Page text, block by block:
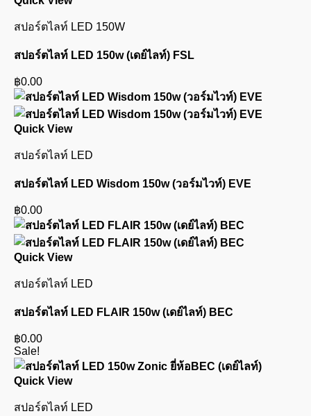
สปอร์ตไลท์ LED 150W
สปอร์ตไลท์ LED 150w (เดย์ไลท์) FSL
฿0.00
Quick View
สปอร์ตไลท์ LED
สปอร์ตไลท์ LED Wisdom 150w (วอร์มไวท์) EVE
฿0.00
Quick View
สปอร์ตไลท์ LED
สปอร์ตไลท์ LED FLAIR 150w (เดย์ไลท์) BEC
฿0.00
Sale!
Quick View
สปอร์ตไลท์ LED